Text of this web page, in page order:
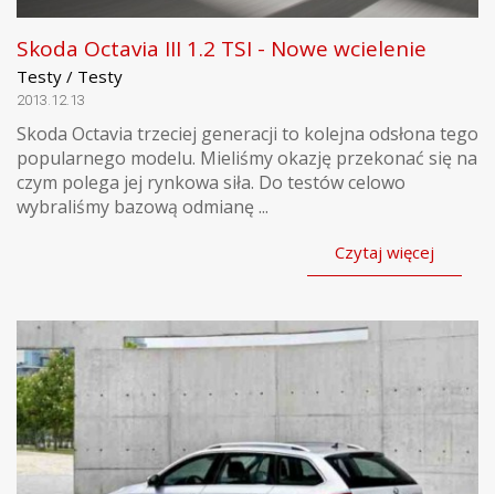
Skoda Octavia III 1.2 TSI - Nowe wcielenie
Testy / Testy
2013.12.13
Skoda Octavia trzeciej generacji to kolejna odsłona tego
popularnego modelu. Mieliśmy okazję przekonać się na
czym polega jej rynkowa siła. Do testów celowo
wybraliśmy bazową odmianę ...
Czytaj więcej